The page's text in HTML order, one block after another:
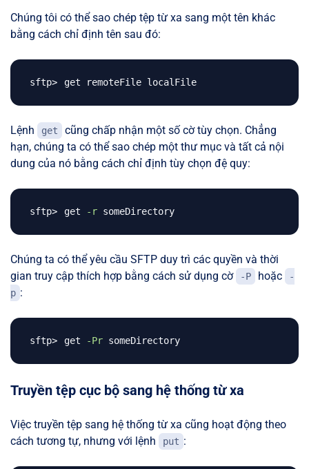
Chúng tôi có thể sao chép tệp từ xa sang một tên khác
bằng cách chỉ định tên sau đó:
Lệnh get
cũng chấp nhận một số cờ tùy chọn. Chẳng
hạn, chúng ta có thể sao chép một thư mục và tất cả nội
dung của nó bằng cách chỉ định tùy chọn đệ quy:
get -r
Chúng ta có thể yêu cầu SFTP duy trì các quyền và thời
gian truy cập thích hợp bằng cách sử dụng cờ
-P hoặc
-
p :
get -Pr
Truyền tệp cục bộ sang hệ thống từ xa
Việc truyền tệp sang hệ thống từ xa cũng hoạt động theo
cách tương tự, nhưng với lệnh
put :